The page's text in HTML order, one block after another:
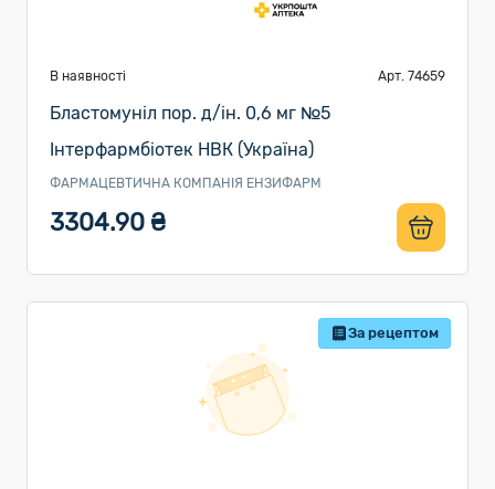
В наявності Арт. 74659
Бластомуніл пор. д/ін. 0,6 мг №5
Інтерфармбіотек НВК (Україна)
ФАРМАЦЕВТИЧНА КОМПАНІЯ ЕНЗИФАРМ
3304.90 ₴
За рецептом